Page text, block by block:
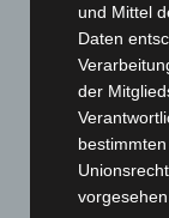
August 2025
Juli 2025(90)
Juni 2025(103)
Mai 2025(112)
April 2025(88)
März 2025(111)
und Mittel
Daten
der
vorgesehen